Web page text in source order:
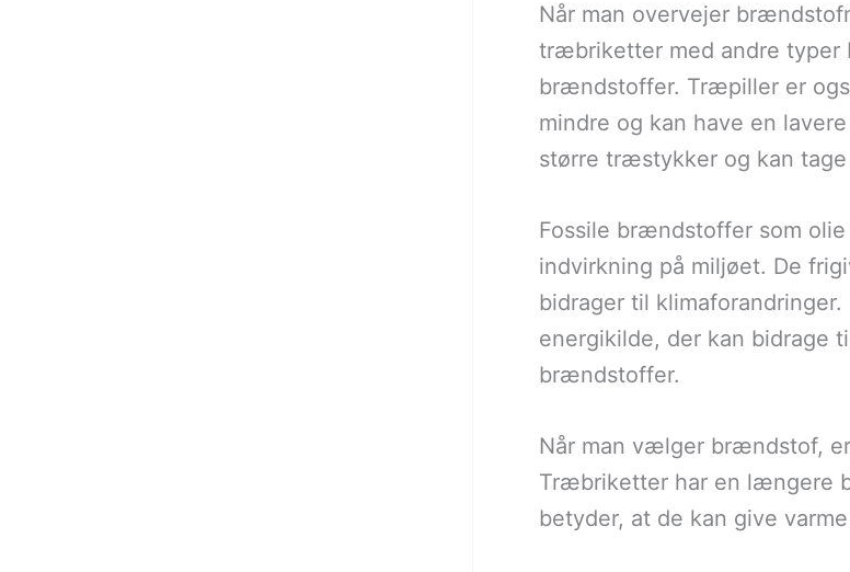
Når man overvejer
træbriketter med andre
brændstoffer. Træpiller er
mindre og kan have en
større træstykker og kan
Fossile brændstoffer som
indvirkning på miljøet. De
bidrager til
energikilde, der kan bidrage
brændstoffer.
Når man vælger brændstof,
Træbriketter har en længere
betyder, at de kan give